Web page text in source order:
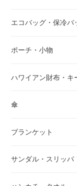
エコバッグ・保冷バ
ポーチ・小物
ハワイアン財布・キ
傘
ブランケット
サンダル・スリッパ